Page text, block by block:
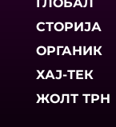
СТОРИЈА
ОРГАНИК
ХАЈ-ТЕК
ЖОЛТ ТРН